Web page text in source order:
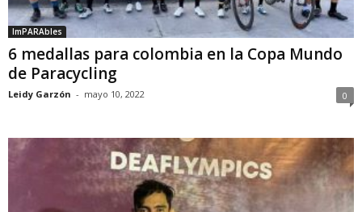
ImPARAbles
6 medallas para colombia en la Copa Mundo
de Paracycling
Leidy Garzón - mayo 10, 2022 0